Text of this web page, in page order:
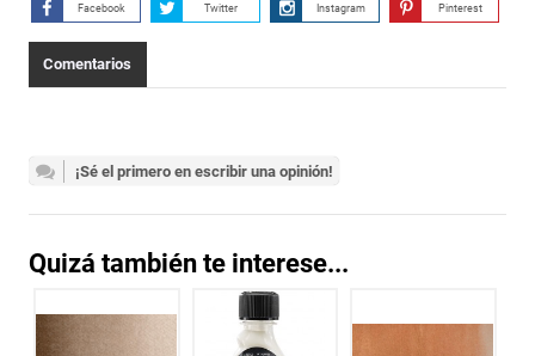
Facebook Twitter Instagram Pinterest
Comentarios
¡Sé el primero en escribir una opinión!
Quizá también te interese...